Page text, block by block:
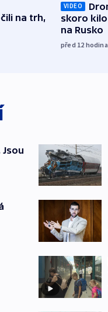
na trh,
VIDEO
skoro
na Rusko
před 12